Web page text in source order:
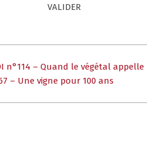
n°114 – Quand le végétal appelle
– Une vigne pour 100 ans